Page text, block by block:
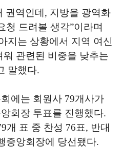
권역인데, 지방을 광역화
청 드려볼 생각”이라며
지는 상황에서 지역 여신
관련된 비중을 낮추는
말했다.
에는 회원사 79개사가
회장 투표를 진행했다.
개 표 중 찬성 76표, 반대
중앙회장에 당선됐다.